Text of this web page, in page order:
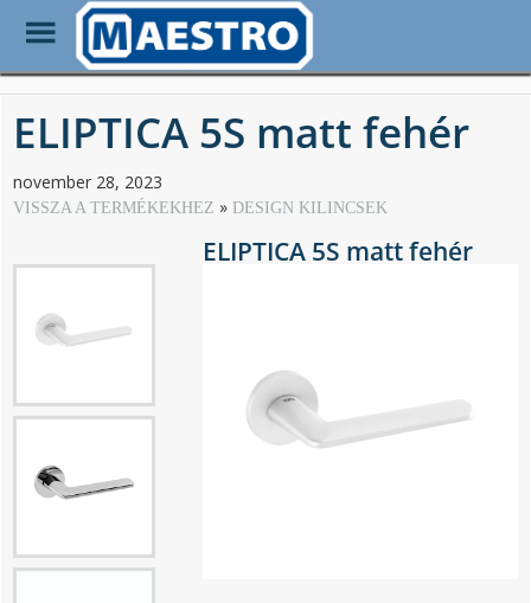
Skip
main
Toggle
Menu
ELIPTICA 5S matt fehér
november 28, 2023
VISSZA A TERMÉKEKHEZ DESIGN KILINCSEK
ELIPTICA 5S matt fehér